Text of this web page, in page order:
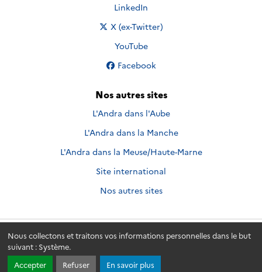
Nous collectons et traitons vos informations personnelles dans le but
suivant : Système.
Accepter
Refuser En savoir plus
Nous suivre sur
LinkedIn
Nous suivre sur
X (ex-Twitter)
Nous suivre sur
YouTube
Nous suivre sur
Facebook
Nos autres sites
L'Andra dans l'Aube
L'Andra dans la Manche
L'Andra dans la Meuse/Haute-Marne
Site international
Nos autres sites
Andra.fr © 2026 - Andra. Tous droits réservés.